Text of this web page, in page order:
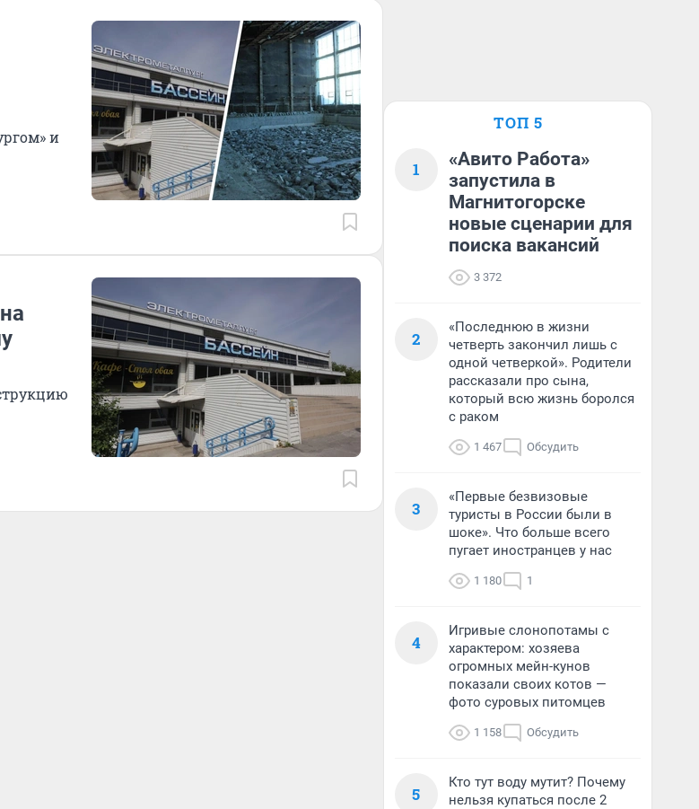
и
ТОП 5
1
«Авито Работа»
запустила в
Магнитогорске
новые сценарии для
поиска вакансий
3 372
2
«Последнюю в жизни
четверть закончил лишь с
одной четверкой». Родители
рассказали про сына,
который всю жизнь боролся
с раком
1 467 Обсудить
3
«Первые безвизовые
туристы в России были в
шоке». Что больше всего
пугает иностранцев у нас
1 180 1
4
Игривые слонопотамы с
характером: хозяева
огромных мейн-кунов
показали своих котов —
фото суровых питомцев
1 158 Обсудить
5
Кто тут воду мутит? Почему
нельзя купаться после 2